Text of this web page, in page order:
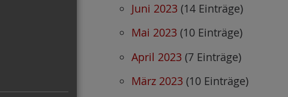
Juni 2023 (14 Einträge)
Mai 2023 (10 Einträge)
April 2023 (7 Einträge)
März 2023 (10 Einträge)